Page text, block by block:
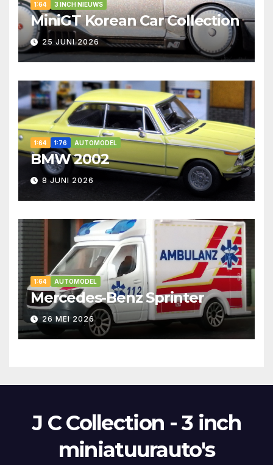
1:64 3 INCH NIEUWS
MiniGT Korean Car Collection
25 JUNI 2026
1:64 1:76 AUTOMODEL
BMW 2002
8 JUNI 2026
1:64 AUTOMODEL
Mercedes-Benz Sprinter
26 MEI 2026
J C Collection - 3 inch
miniatuurauto's